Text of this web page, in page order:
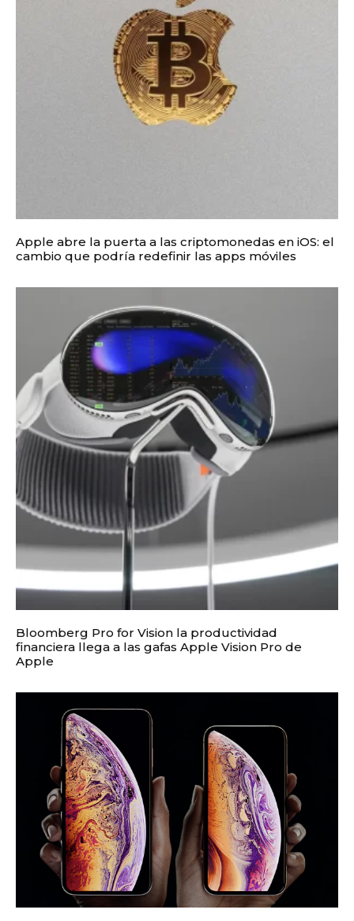
Apple abre la puerta a las criptomonedas en iOS: el
cambio que podría redefinir las apps móviles
Bloomberg Pro for Vision la productividad
financiera llega a las gafas Apple Vision Pro de
Apple